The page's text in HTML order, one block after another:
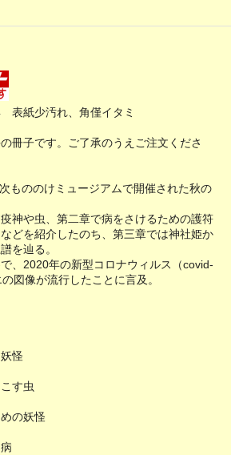
紙少汚れ、角僅イタミ
冊子です。ご了承のうえご注文くださ
もののけミュージアムで開催された秋の
神や虫、第二章で病をさけるための護符
どを紹介したのち、第三章では神社姫か
を辿る。
、2020年の新型コロナウィルス（covid-
図像が流行したことに言及。
怪
す虫
の妖怪